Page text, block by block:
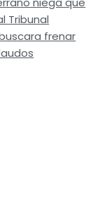
Tribunal
frenar